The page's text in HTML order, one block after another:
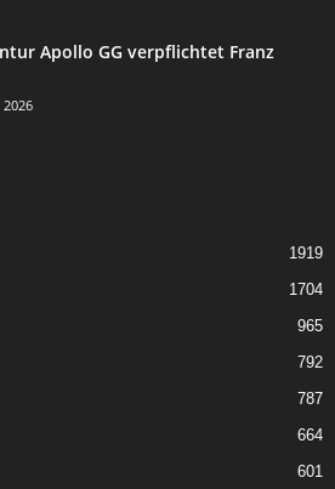
Apollo GG verpflichtet Franz
1919
1704
965
792
787
664
601